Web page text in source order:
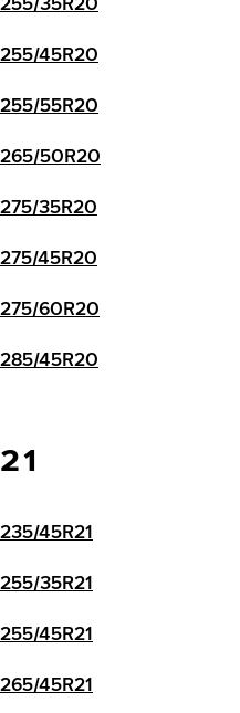
255/45R20
255/55R20
265/50R20
275/35R20
275/45R20
275/60R20
285/45R20
21
235/45R21
255/35R21
255/45R21
265/45R21